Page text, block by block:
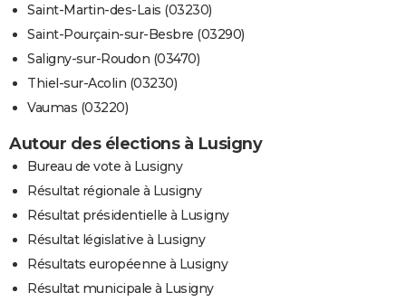
Saint-Martin-des-Lais (03230)
Saint-Pourçain-sur-Besbre (03290)
Saligny-sur-Roudon (03470)
Thiel-sur-Acolin (03230)
Vaumas (03220)
Autour des élections à Lusigny
Bureau de vote à Lusigny
Résultat régionale à Lusigny
Résultat présidentielle à Lusigny
Résultat législative à Lusigny
Résultats européenne à Lusigny
Résultat municipale à Lusigny